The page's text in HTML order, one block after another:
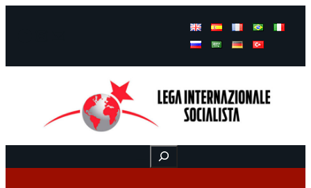
Buscar